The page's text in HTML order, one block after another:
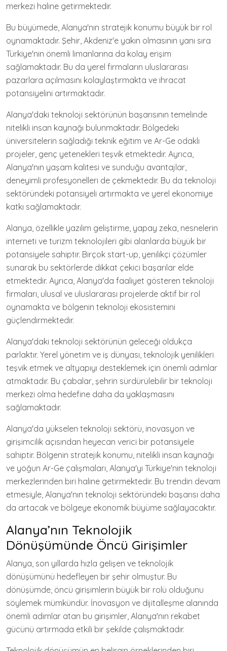
merkezi haline getirmektedir.
Bu büyümede, Alanya'nın stratejik konumu büyük bir rol
oynamaktadır. Şehir, Akdeniz'e yakın olmasının yanı sıra
Türkiye'nin önemli limanlarına da kolay erişim
sağlamaktadır. Bu da yerel firmaların uluslararası
pazarlara açılmasını kolaylaştırmakta ve ihracat
potansiyelini artırmaktadır.
Alanya'daki teknoloji sektörünün başarısının temelinde
nitelikli insan kaynağı bulunmaktadır. Bölgedeki
üniversitelerin sağladığı teknik eğitim ve Ar-Ge odaklı
projeler, genç yetenekleri teşvik etmektedir. Ayrıca,
Alanya'nın yaşam kalitesi ve sunduğu avantajlar,
deneyimli profesyonelleri de çekmektedir. Bu da teknoloji
sektöründeki potansiyeli artırmakta ve yerel ekonomiye
katkı sağlamaktadır.
Alanya, özellikle yazılım geliştirme, yapay zeka, nesnelerin
interneti ve turizm teknolojileri gibi alanlarda büyük bir
potansiyele sahiptir. Birçok start-up, yenilikçi çözümler
sunarak bu sektörlerde dikkat çekici başarılar elde
etmektedir. Ayrıca, Alanya'da faaliyet gösteren teknoloji
firmaları, ulusal ve uluslararası projelerde aktif bir rol
oynamakta ve bölgenin teknoloji ekosistemini
güçlendirmektedir.
Alanya'daki teknoloji sektörünün geleceği oldukça
parlaktır. Yerel yönetim ve iş dünyası, teknolojik yenilikleri
teşvik etmek ve altyapıyı desteklemek için önemli adımlar
atmaktadır. Bu çabalar, şehrin sürdürülebilir bir teknoloji
merkezi olma hedefine daha da yaklaşmasını
sağlamaktadır.
Alanya'da yükselen teknoloji sektörü, inovasyon ve
girişimcilik açısından heyecan verici bir potansiyele
sahiptir. Bölgenin stratejik konumu, nitelikli insan kaynağı
ve yoğun Ar-Ge çalışmaları, Alanya'yı Türkiye'nin teknoloji
merkezlerinden biri haline getirmektedir. Bu trendin devam
etmesiyle, Alanya'nın teknoloji sektöründeki başarısı daha
da artacak ve bölgeye ekonomik büyüme sağlayacaktır.
Alanya’nın Teknolojik
Dönüşümünde Öncü Girişimler
Alanya, son yıllarda hızla gelişen ve teknolojik
dönüşümünü hedefleyen bir şehir olmuştur. Bu
dönüşümde, öncü girişimlerin büyük bir rolü olduğunu
söylemek mümkündür. İnovasyon ve dijitalleşme alanında
önemli adımlar atan bu girişimler, Alanya'nın rekabet
gücünü artırmada etkili bir şekilde çalışmaktadır.